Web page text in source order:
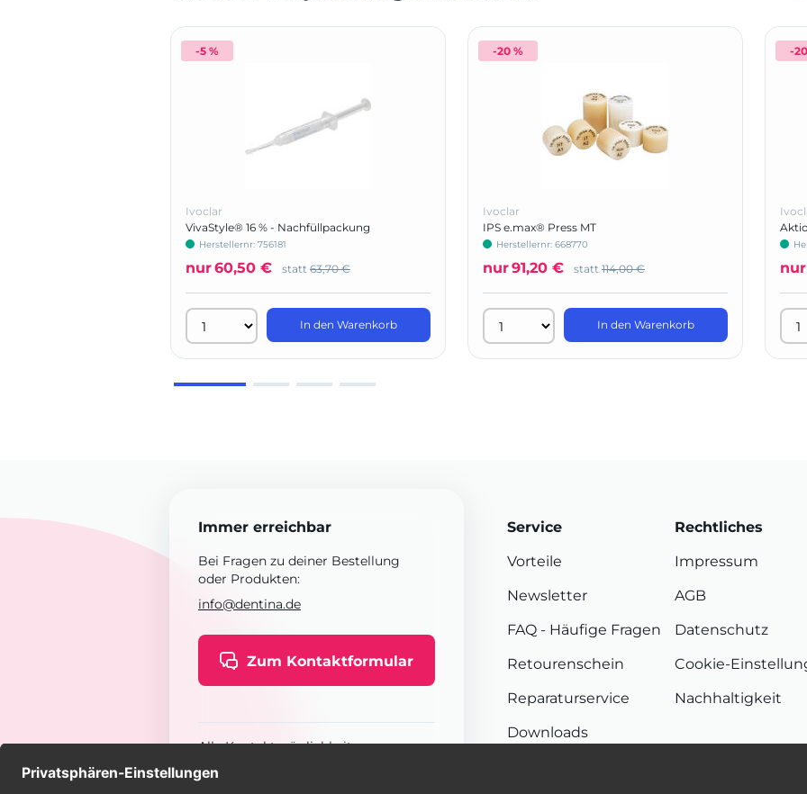
-5 %
Ivoclar
VivaStyle® 16 % - Nachfüllpackung
Herstellernr: 756181
nur60,50 € statt 63,70 €
In den Warenkorb
-20 %
Ivoclar
IPS e.max® Press MT
Herstellernr: 668770
nur91,20 € statt 114,00 €
In den Warenkorb
-
nur
Immer erreichbar
Bei Fragen zu deiner Bestellung
oder Produkten:
info@dentina.de
Zum Kontaktformular
Alle Kontaktmöglichkeiten
Service
Vorteile
Newsletter
FAQ - Häufige Fragen
Retourenschein
Reparaturservice
Downloads
Rechtliches
Impressum
AGB
Datenschutz
Cookie-
Nachhaltigkeit